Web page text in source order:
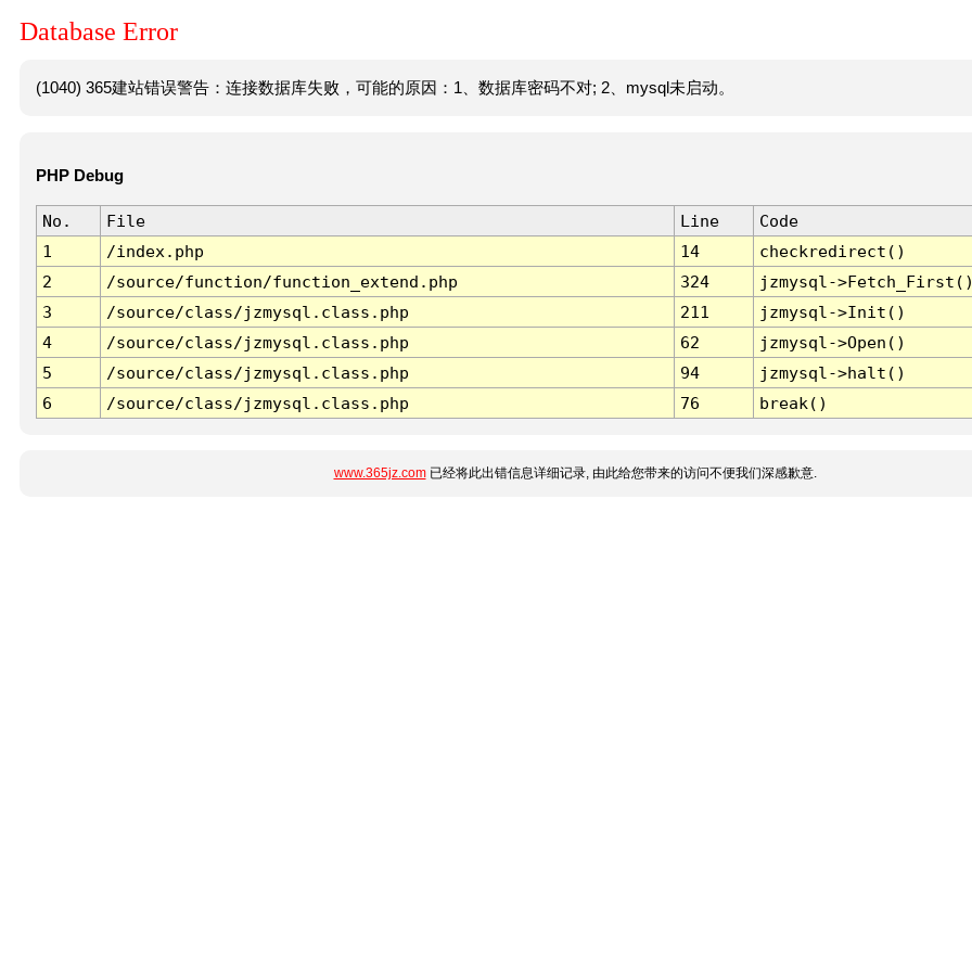
Database Error
(1040) 365建站错误警告：连接数据库失败，可能的原因：1、数据库密码不对; 2、mysql未启动。
PHP Debug
No. File Line
Code
1
/index.php 14
checkredirect()
2
/source/function/function_extend.php 324
jzmysql-
3
/source/class/jzmysql.class.php 211
jzmysql->Init()
4
/source/class/jzmysql.class.php 62
jzmysql->Open()
5
/source/class/jzmysql.class.php 94
jzmysql->halt()
6
/source/class/jzmysql.class.php 76 break()
www.365jz.com已经将此出错信息详细记录, 由此给您带来的访问不便我们深感歉意.